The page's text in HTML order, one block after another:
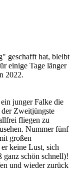
geschafft hat, bleibt
einige Tage länger
2022.
junger Falke die
Zweitjüngste
fliegen zu
Nummer fünf
großen
keine Lust, sich
ganz schön schnell)!
und wieder zurück